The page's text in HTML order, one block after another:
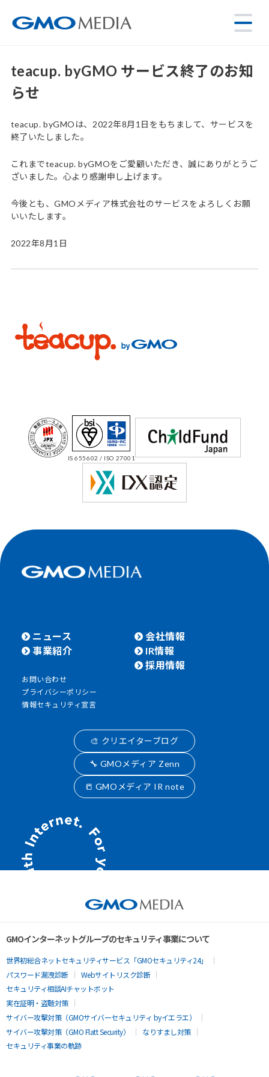
teacup. byGMO サービス終了のお知
らせ
teacup. byGMOは、2022年8月1日をもちまして、サービスを
終了いたしました。
これまでteacup. byGMOをご愛顧いただき、誠にありがとうご
ざいました。心より感謝申し上げます。
今後とも、GMOメディア株式会社のサービスをよろしくお願
いいたします。
2022年8月1日
IS 655602 / ISO 27001
ニュース
事業紹介
会社情報
IR情報
採用情報
お問い合わせ
プライバシーポリシー
情報セキュリティ宣言
🎨 クリエイターブログ
🔧 GMOメディア Zenn
📒 GMOメディア IR note
GMOインターネットグループのセキュリティ事業について
世界初総合ネットセキュリティサービス「GMOセキュリティ24」
パスワード漏洩診断
Webサイトリスク診断
セキュリティ相談AIチャットボット
実在証明・盗聴対策
サイバー攻撃対策（GMOサイバーセキュリティ byイエラエ）
サイバー攻撃対策（GMO Flatt Security）
なりすまし対策
セキュリティ事業の軌跡